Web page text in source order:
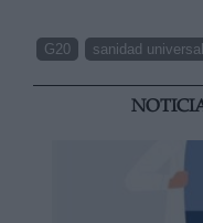
G20 sanidad universal